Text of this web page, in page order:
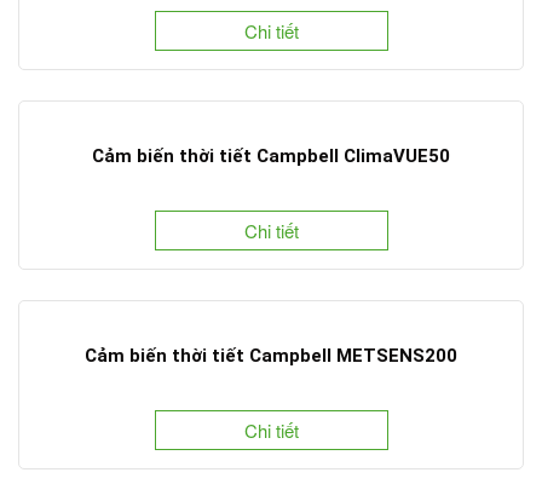
Chi tiết
Cảm biến thời tiết Campbell ClimaVUE50
Chi tiết
Cảm biến thời tiết Campbell METSENS200
Chi tiết